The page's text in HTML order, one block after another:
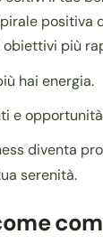
positiva
obiettivi più
hai energia.
e
diventa
serenità.